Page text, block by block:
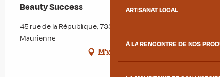
ARTISANAT LOCAL
À LA RENCONTRE DE NOS
Beauty Success
45 rue de la République, 73300 Saint-Jean-de-
Maurienne
M'y rendre